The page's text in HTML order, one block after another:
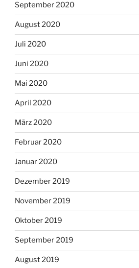
September 2020
August 2020
Juli 2020
Juni 2020
Mai 2020
April 2020
März 2020
Februar 2020
Januar 2020
Dezember 2019
November 2019
Oktober 2019
September 2019
August 2019